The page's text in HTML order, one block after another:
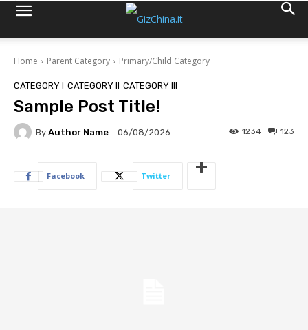
Home Parent Category Primary/Child Category
CATEGORY I CATEGORY II CATEGORY III
Sample Post Title!
By Author Name 06/08/2026 123
1234
Facebook Twitter